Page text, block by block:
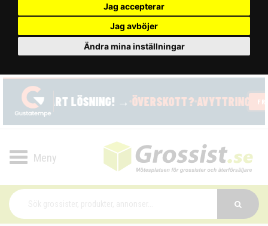
Jag accepterar
Jag avböjer
Ändra mina inställningar
Toggle